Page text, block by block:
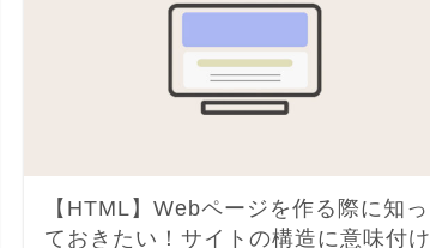
【HTML】Webページを作る際に知っ
ておきたい！サイトの構造に意味付け